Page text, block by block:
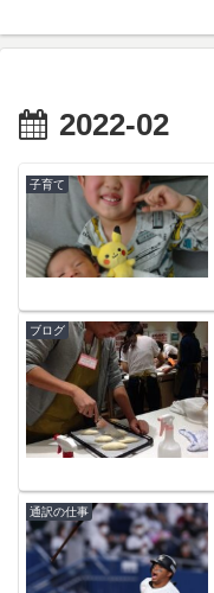
2022-02
子育て
ブログ
通訳の仕事